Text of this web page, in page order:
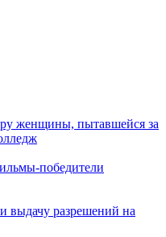
женщины, пытавшейся за
победители
выдачу разрешений на